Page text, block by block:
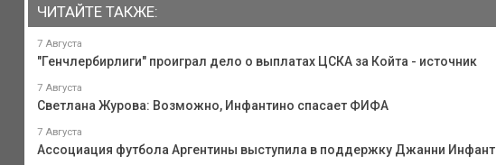
ЧИТАЙТЕ ТАКЖЕ:
7 Августа
"Генчлербирлиги" проиграл дело о выплатах ЦСКА за Койта - источник
7 Августа
Светлана Журова: Возможно, Инфантино спасает ФИФА
7 Августа
Ассоциация футбола Аргентины выступила в поддержку Джанни